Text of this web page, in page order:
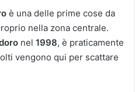
è una delle prime cose da
nella zona centrale.
nel 1998, è praticamente
vengono qui per scattare